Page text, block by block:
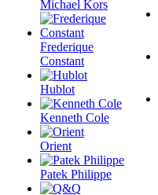
Michael Kors
Frederique
Constant
Hublot
Kenneth Cole
Orient
Patek Philippe